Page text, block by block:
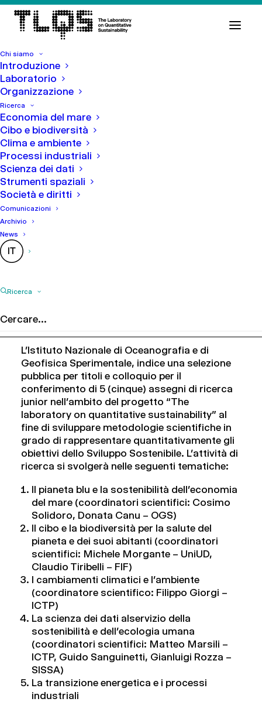
Chi siamo
Introduzione
Laboratorio
Organizzazione
Ricerca
Economia del mare
Cibo e biodiversità
Clima e ambiente
Processi industriali
Scienza dei dati
Strumenti spaziali
Società e diritti
Comunicazioni
Archivio
News
Ricerca
4 Dicembre 2024
Selezione pubblica per 5
assegni di ricerca nell’ambito
del progetto TLQS
L’Istituto Nazionale di Oceanografia e di
Geofisica Sperimentale, indice una selezione
pubblica per titoli e colloquio per il
conferimento di 5 (cinque) assegni di ricerca
junior nell’ambito del progetto “The
laboratory on quantitative sustainability” al
fine di sviluppare metodologie scientifiche in
grado di rappresentare quantitativamente gli
obiettivi dello Sviluppo Sostenibile. L’attività di
ricerca si svolgerà nelle seguenti tematiche:
Il pianeta blu e la sostenibilità dell’economia
del mare (coordinatori scientifici: Cosimo
Solidoro, Donata Canu – OGS)
Il cibo e la biodiversità per la salute del
pianeta e dei suoi abitanti (coordinatori
scientifici: Michele Morgante – UniUD,
Claudio Tiribelli – FIF)
I cambiamenti climatici e l’ambiente
(coordinatore scientifico: Filippo Giorgi –
ICTP)
La scienza dei dati alservizio della
sostenibilità e dell’ecologia umana
(coordinatori scientifici: Matteo Marsili –
ICTP, Guido Sanguinetti, Gianluigi Rozza –
SISSA)
La transizione energetica e i processi
industriali